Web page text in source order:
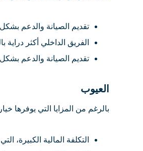
تقديم الصيانة والدعم
الفريق الداخلي أكثر
تقديم الصيانة والدعم
العيوب
بالرغم من المزايا التي يوفرها
التكلفة المالية